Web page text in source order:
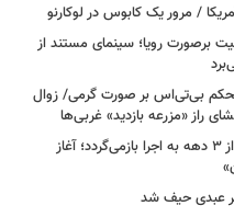
/ مرور یک کابوس در لوکارنو
برصورت رویا؛ سینمای مستند از
بی‌تی‌اس بر صورت گرمی/ زوال
راز «مزرعه بازدید» غربی‌ها
حسین پاکدل پس از ۳ دهه به اجرا بازمی‌گردد؛ آغاز
عبدی حیف شد